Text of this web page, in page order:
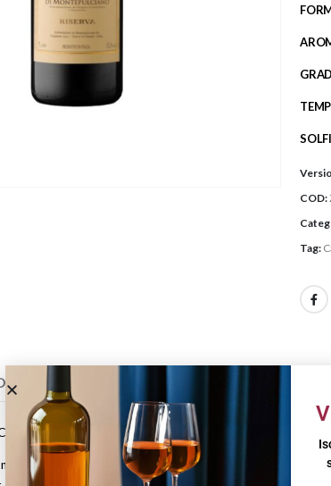
COD:
Tag:
AGGIUNTIVE
provengono da una selezione di uve
sulle bucce per circa 10-15 giorni, a una